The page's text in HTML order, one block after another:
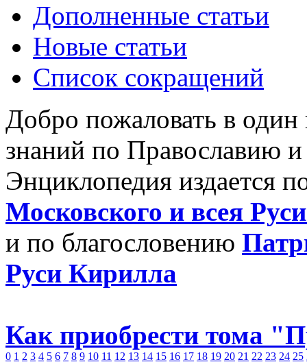
Дополненные статьи
Новые статьи
Список сокращений
Добро пожаловать в
знаний по Православию
Энциклопедия издается
Московского и всея
и по благословению
Руси Кирилла
Как приобрести тома
0 1 2 3 4 5 6 7 8 9 10 11 12 13 14 15 16 17 18 19 20 21 22 23 24 25